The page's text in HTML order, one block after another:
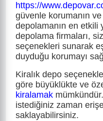
https://
güvenle korumanın
depolamanın en etkili
depolama firmaları,
seçenekleri sunarak
duyduğu korumayı
Kiralık depo
göre büyüklükte ve
kiralamak
istediğiniz zaman
saklayabilirsiniz.